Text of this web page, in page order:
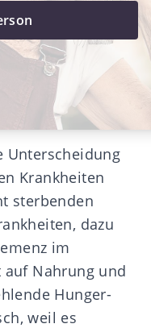
Unterscheidung
Krankheiten
sterbenden
dazu
im
auf Nahrung und
Hunger-
weil es